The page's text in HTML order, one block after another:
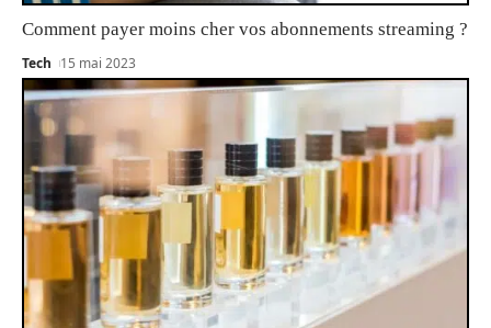
Comment payer moins cher vos abonnements streaming ?
Tech 15 mai 2023